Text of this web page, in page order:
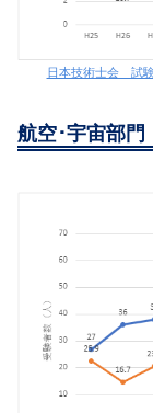
日本技術士会 試
航空･宇宙部門